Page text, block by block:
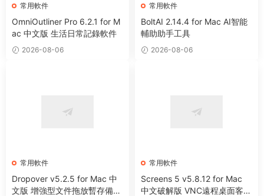
常用軟件
OmniOutliner Pro 6.2.1 for M
ac 中文版 生活日常記錄軟件
2026-08-06
常用軟件
BoltAI 2.14.4 for Mac AI智能
輔助助手工具
2026-08-06
常用軟件
Dropover v5.2.5 for Mac 中
文版 增強型文件拖放暫存備用
常用軟件
Screens 5 v5.8.12 for Mac
中文破解版 VNC遠程桌面客戶